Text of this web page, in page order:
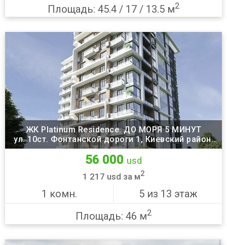
Площадь: 45.4 / 17 / 13.5 м2
ЖК Platinum Residence. ДО МОРЯ 5 МИНУТ
ул. 10ст. Фонтанской дороги 1, Киевский район,
Одесса
56 000 usd
1 217 usd за м2
1 комн.
5 из 13 этаж
Площадь: 46 м2